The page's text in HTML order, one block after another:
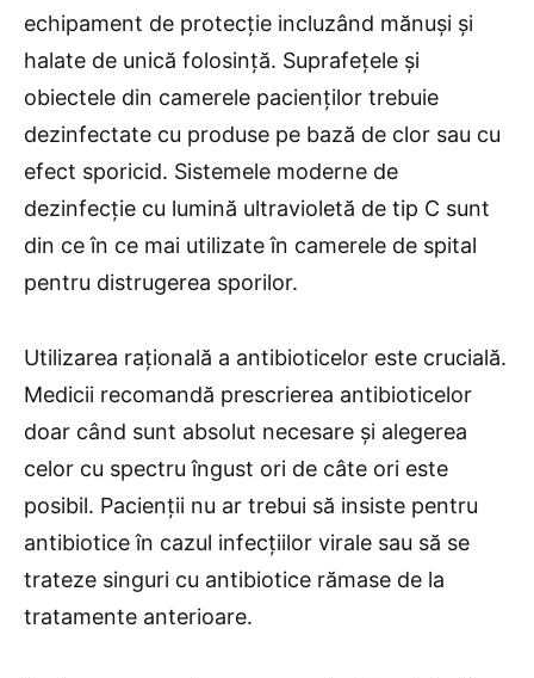
echipament de protecție incluzând mănuși și
halate de unică folosință. Suprafețele și
obiectele din camerele pacienților trebuie
dezinfectate cu produse pe bază de clor sau cu
efect sporicid. Sistemele moderne de
dezinfecție cu lumină ultravioletă de tip C sunt
din ce în ce mai utilizate în camerele de spital
pentru distrugerea sporilor.
Utilizarea rațională a antibioticelor este crucială.
Medicii recomandă prescrierea antibioticelor
doar când sunt absolut necesare și alegerea
celor cu spectru îngust ori de câte ori este
posibil. Pacienții nu ar trebui să insiste pentru
antibiotice în cazul infecțiilor virale sau să se
trateze singuri cu antibiotice rămase de la
tratamente anterioare.